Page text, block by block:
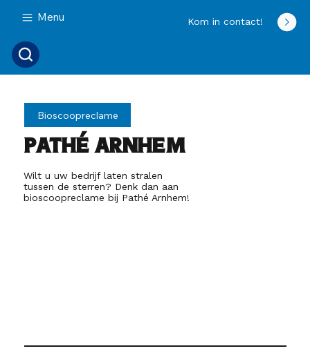
Menu Kom in contact!
Bioscoopreclame
Pathé Arnhem
Wilt u uw bedrijf laten stralen
tussen de sterren? Denk dan aan
bioscoopreclame bij Pathé Arnhem!